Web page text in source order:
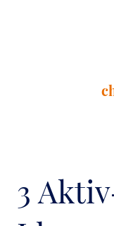
3